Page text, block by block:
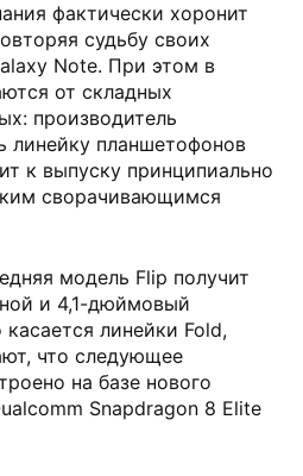
фактически хоронит
судьбу своих
Note. При этом в
от складных
производитель
линейку планшетофонов
к выпуску принципиально
сворачивающимся
модель Flip получит
и 4,1-дюймовый
линейки Fold,
что следующее
на базе нового
Snapdragon 8 Elite